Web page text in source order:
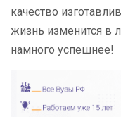
качество
жизнь изменится в
намного успешнее!